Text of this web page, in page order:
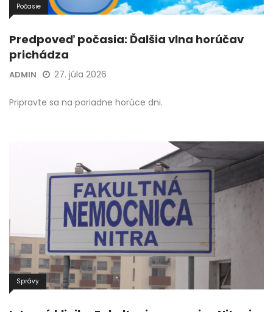
Počasie
Predpoveď počasia: Ďalšia vlna horúčav
prichádza
ADMIN 27. júla 2026
Pripravte sa na poriadne horúce dni.
Správy